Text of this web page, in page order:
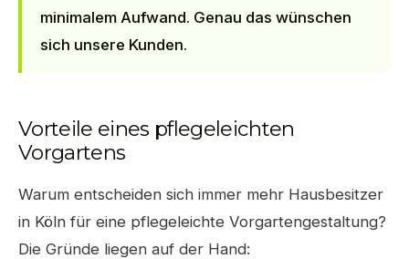
minimalem Aufwand. Genau das wünschen
sich unsere Kunden.
Vorteile eines pflegeleichten
Vorgartens
Warum entscheiden sich immer mehr Hausbesitzer
in Köln für eine pflegeleichte Vorgartengestaltung?
Die Gründe liegen auf der Hand: